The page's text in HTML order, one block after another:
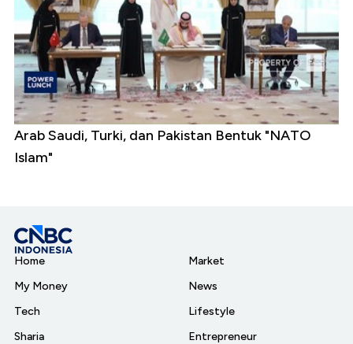
Arab Saudi, Turki, dan Pakistan Bentuk "NATO
Islam"
Home
My Money
Tech
Sharia
Market
News
Lifestyle
Entrepreneur